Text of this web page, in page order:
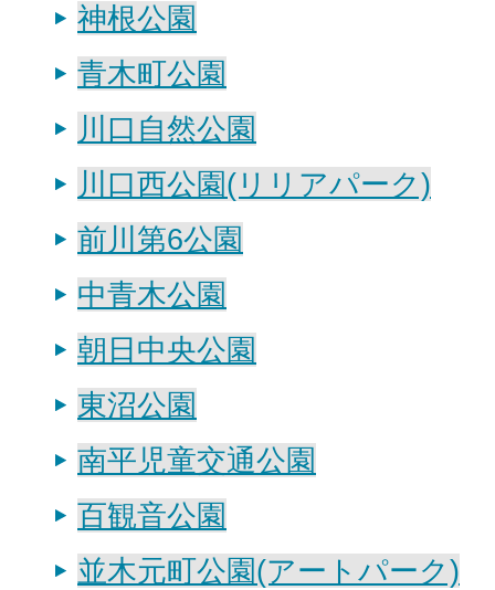
神根公園
青木町公園
川口自然公園
川口西公園(リリアパーク)
前川第6公園
中青木公園
朝日中央公園
東沼公園
南平児童交通公園
百観音公園
並木元町公園(アートパーク)